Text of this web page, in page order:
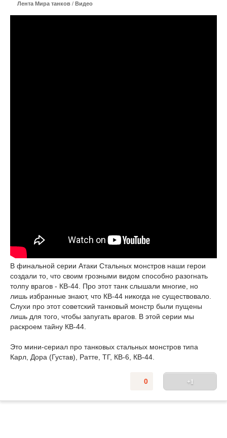
Лента Мира танков / Видео
В финальной серии Атаки Стальных монстров наши герои
создали то, что своим грозными видом способно разогнать
толпу врагов - КВ-44. Про этот танк слышали многие, но
лишь избранные знают, что КВ-44 никогда не существовало.
Слухи про этот советский танковый монстр были пущены
лишь для того, чтобы запугать врагов. В этой серии мы
раскроем тайну КВ-44.
Это мини-сериал про танковых стальных монстров типа
Карл, Дора (Густав), Ратте, ТГ, КВ-6, КВ-44.
+1
0